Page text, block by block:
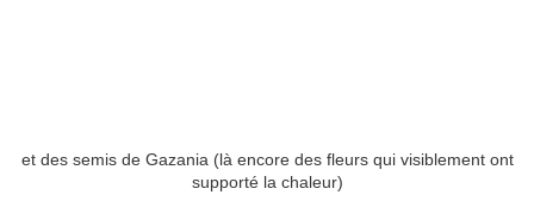
et des semis de Gazania (là encore des fleurs qui visiblement ont
supporté la chaleur)